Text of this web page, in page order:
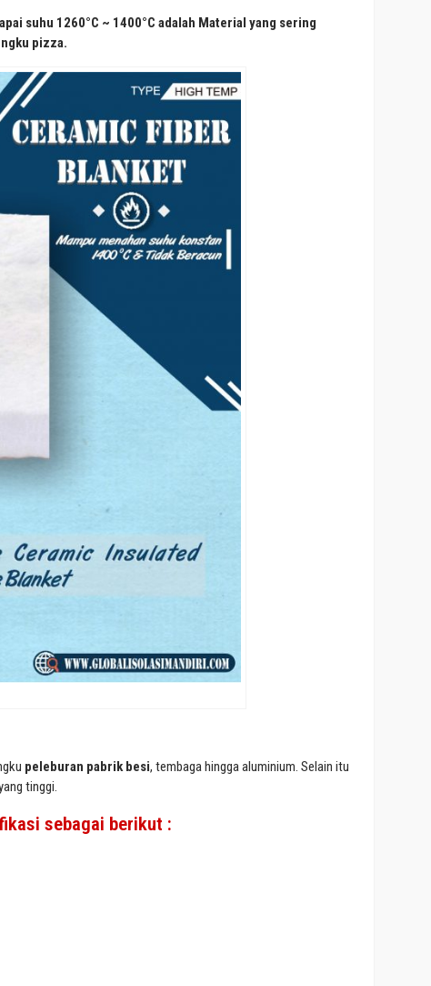
suhu 1260°C ~ 1400°C adalah Material yang sering
pizza.
peleburan pabrik besi, tembaga hingga aluminium. Selain itu
tinggi.
sebagai berikut :